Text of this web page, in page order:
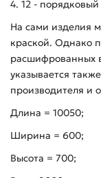
4. 12 -
На сами изделия
краской. Однако
расшифрованных
указывается
производителя и
Длина = 10050;
Ширина = 600;
Высота = 700;